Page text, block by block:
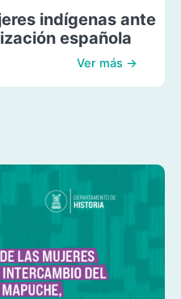
indígenas ante
española
Ver más →